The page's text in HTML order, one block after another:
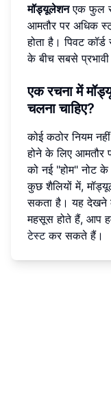
मॉड्यूलेशनएक फुल
आमतौर पर अधिक
होता है। पिवट
के बीच सबसे प्रभावी
एक रचना में
चलना चाहिए?
कोई कठोर नियम
होने के लिए आमतौर
को नई "होम" नोट
कुछ शैलियों में,
सकता है। यह देखने
महसूस होते हैं, आप
टेस्टकर सकते हैं।